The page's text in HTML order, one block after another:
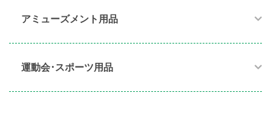
アミューズメント用品​
運動会･スポーツ用品​